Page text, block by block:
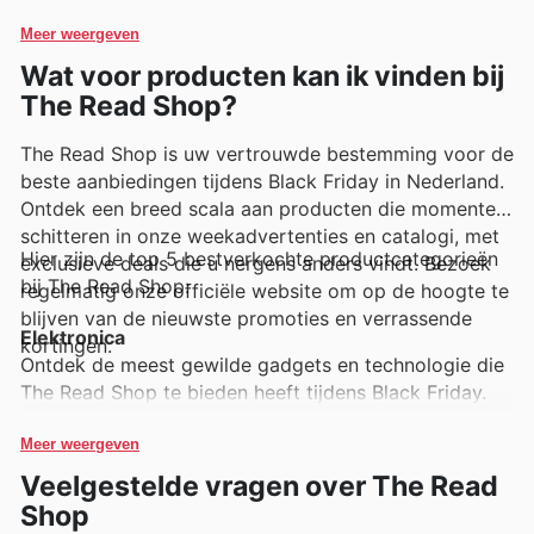
aanbiedingen en promoties ontdekken.
Meer weergeven
Wat voor producten kan ik vinden bij
The Read Shop?
The Read Shop is uw vertrouwde bestemming voor de
beste aanbiedingen tijdens Black Friday in Nederland.
Ontdek een breed scala aan producten die momenteel
schitteren in onze weekadvertenties en catalogi, met
exclusieve deals die u nergens anders vindt. Bezoek
regelmatig onze officiële website om op de hoogte te
blijven van de nieuwste promoties en verrassende
kortingen.
Hier zijn de top 5 bestverkochte productcategorieën
bij The Read Shop:
Elektronica
Ontdek de meest gewilde gadgets en technologie die
The Read Shop te bieden heeft tijdens Black Friday.
weekadvertenties en bieden geweldige
besparingsmogelijkheden, zoals te zien is in de
recente The Read Shop Black Friday sales.
Meer weergeven
Veelgestelde vragen over The Read
Shop